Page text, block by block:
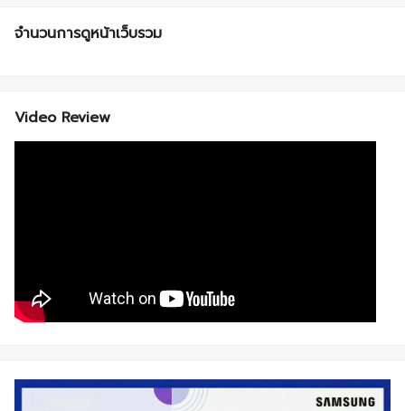
จำนวนการดูหน้าเว็บรวม
Video Review